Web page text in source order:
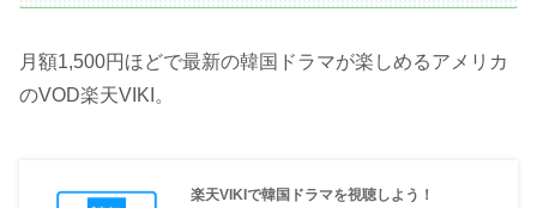
月額1,500円ほどで最新の韓国ドラマが楽しめるアメリカ
のVOD楽天VIKI。
楽天VIKIで韓国ドラマを視聴しよう！